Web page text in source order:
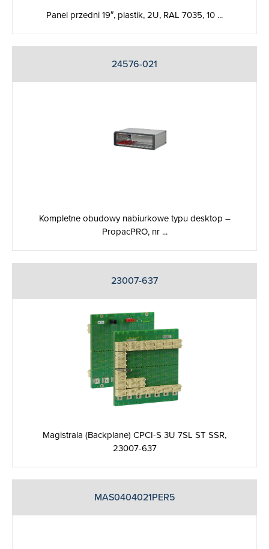
Panel przedni 19″, plastik, 2U, RAL 7035, 10 ...
24576-021
Kompletne obudowy nabiurkowe typu desktop –
PropacPRO, nr ...
23007-637
Magistrala (Backplane) CPCI-S 3U 7SL ST SSR,
23007-637
MAS0404021PER5